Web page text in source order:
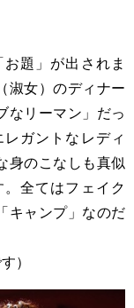
題」が出されま
淑女）のディナー
なリーマン」だっ
ガントなレディ
身のこなしも真似
全てはフェイク
キャンプ」なのだ
）